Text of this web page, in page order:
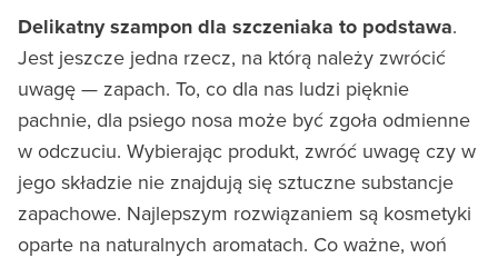
Delikatny szampon dla szczeniaka to podstawa.
Jest jeszcze jedna rzecz, na którą należy zwrócić
uwagę — zapach. To, co dla nas ludzi pięknie
pachnie, dla psiego nosa może być zgoła odmienne
w odczuciu. Wybierając produkt, zwróć uwagę czy w
jego składzie nie znajdują się sztuczne substancje
zapachowe. Najlepszym rozwiązaniem są kosmetyki
oparte na naturalnych aromatach. Co ważne, woń